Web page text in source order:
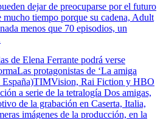
dejar de preocuparse por el futuro
mucho tiempo porque su cadena, Adult
menos que 70 episodios, un
de Elena Ferrante podrá verse
protagonistas de ‘La amiga
España)TIMVision, Rai Fiction y HBO
a serie de la tetralogía Dos amigas,
de la grabación en Caserta, Italia,
imágenes de la producción, en la